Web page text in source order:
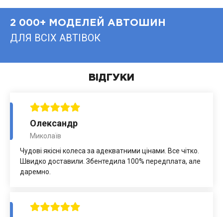
2 000+ МОДЕЛЕЙ АВТОШИН
ДЛЯ ВСІХ АВТІВОК
ВІДГУКИ
Олександр
Миколаїв
Чудові якісні колеса за адекватними цінами. Все чітко.
Швидко доставили. Збентедила 100% передплата, але
даремно.